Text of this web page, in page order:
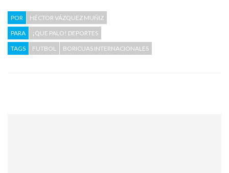
POR
HÉCTOR VÁZQUEZ MUÑIZ
PARA
¡QUE PALO! DEPORTES
TAGS
FUTBOL BORICUAS INTERNACIONALES